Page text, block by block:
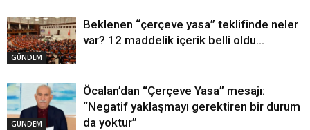
GÜNDEM
Beklenen “çerçeve yasa” teklifinde neler
var? 12 maddelik içerik belli oldu…
GÜNDEM
Öcalan’dan “Çerçeve Yasa” mesajı:
“Negatif yaklaşmayı gerektiren bir durum
da yoktur”